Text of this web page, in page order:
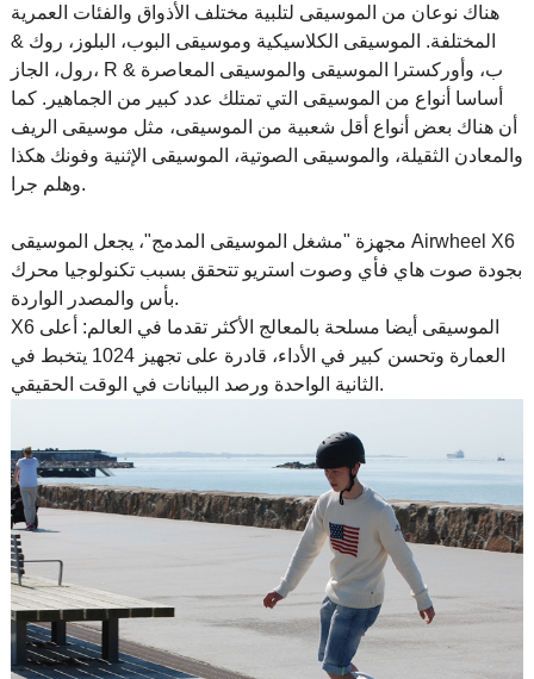
هناك نوعان من الموسيقى لتلبية مختلف اﻷذواق والفئات العمرية
المختلفة. الموسيقى الكلاسيكية وموسيقى البوب، البلوز، روك &
رول، الجاز، R & ب، وأوركسترا الموسيقى والموسيقى المعاصرة
أساسا أنواع من الموسيقى التي تمتلك عدد كبير من الجماهير. كما
أن هناك بعض أنواع أقل شعبية من الموسيقى، مثل موسيقى الريف
والمعادن الثقيلة، والموسيقى الصوتية، الموسيقى الإثنية وفونك هكذا
وهلم جرا.
مجهزة "مشغل الموسيقى المدمج"، يجعل الموسيقى Airwheel X6
بجودة صوت هاي فأي وصوت استريو تتحقق بسبب تكنولوجيا محرك
بأس والمصدر الواردة.
X6 الموسيقى أيضا مسلحة بالمعالج الأكثر تقدما في العالم: أعلى
العمارة وتحسن كبير في الأداء، قادرة على تجهيز 1024 يتخبط في
الثانية الواحدة ورصد البيانات في الوقت الحقيقي.